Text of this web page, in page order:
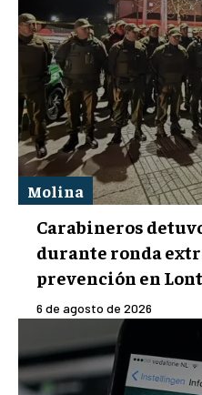
Molina
Carabineros
durante ronda
prevención en
6 de agosto de 2026